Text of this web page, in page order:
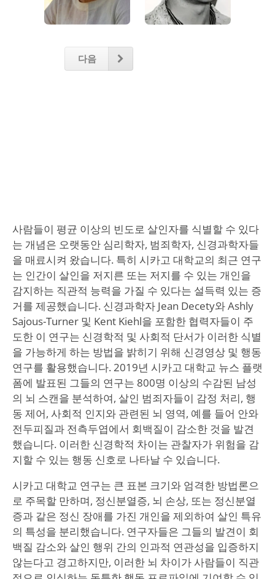
다음
사람들이 평균 이상의 빈도로 살인자를 식별할 수 있다
는 개념은 오랫동안 심리학자, 범죄학자, 신경과학자들
을 매료시켜 왔습니다. 특히 시카고 대학교의 최근 연구
는 인간이 살인을 저지른 또는 저지를 수 있는 개인을
감지하는 직관적 능력을 가질 수 있다는 설득력 있는 증
거를 제공했습니다. 신경과학자 Jean Decety와 Ashly
Sajous-Turner 및 Kent Kiehl을 포함한 협력자들이 주
도한 이 연구는 신경학적 및 사회적 단서가 이러한 식별
을 가능하게 하는 방법을 밝히기 위해 신경영상 및 행동
연구를 활용했습니다. 2019년 시카고 대학교 뉴스 플랫
폼에 발표된 그들의 연구는 800명 이상의 수감된 남성
의 뇌 스캔을 분석하여, 살인 범죄자들이 감정 처리, 행
동 제어, 사회적 인지와 관련된 뇌 영역, 예를 들어 안와
전두피질과 전측두엽에서 회백질이 감소한 것을 발견
했습니다. 이러한 신경학적 차이는 관찰자가 위험을 감
지할 수 있는 행동 신호로 나타날 수 있습니다.
시카고 대학교 연구는 큰 표본 크기와 엄격한 방법론으
로 주목할 만하며, 정신분열증, 뇌 손상, 또는 정신분열
증과 같은 정신 장애를 가진 개인을 제외하여 살인 특유
의 특성을 분리했습니다. 연구자들은 그들의 발견이 회
백질 감소와 살인 행위 간의 인과적 연관성을 입증하지
않는다고 경고하지만, 이러한 뇌 차이가 사람들이 직관